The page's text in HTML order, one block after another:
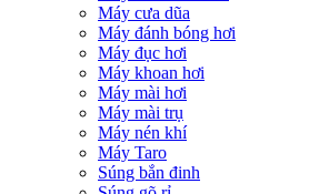
Máy cưa dũa
Máy đánh bóng hơi
Máy đục hơi
Máy khoan hơi
Máy mài hơi
Máy mài trụ
Máy nén khí
Máy Taro
Súng bắn đinh